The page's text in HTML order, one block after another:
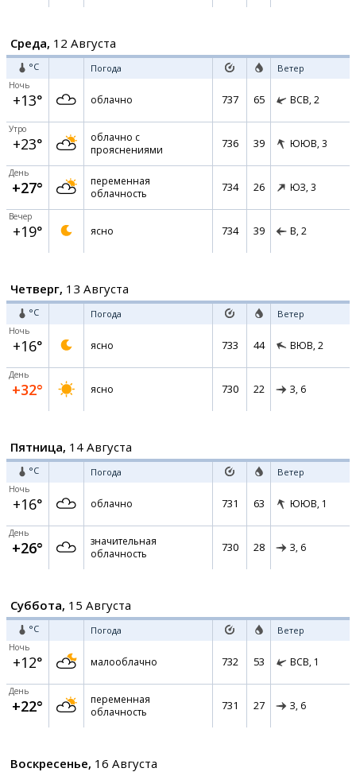
Среда, 12 Августа
°C Погода Ветер
Ночь
+13° облачно 737 65 ВСВ, 2
Утро
+23°
облачно с
прояснениями
736 39 ЮЮВ, 3
День
+27°
переменная
облачность
734 26 ЮЗ, 3
Вечер
+19° ясно 734 39 В, 2
Четверг, 13 Августа
°C Погода Ветер
Ночь
+16° ясно 733 44 ВЮВ, 2
День
+32° ясно 730 22 З, 6
Пятница, 14 Августа
°C Погода Ветер
Ночь
+16° облачно 731 63 ЮЮВ, 1
День
+26°
значительная
облачность
730 28 З, 6
Суббота, 15 Августа
°C Погода Ветер
Ночь
+12° малооблачно 732 53 ВСВ, 1
День
+22°
переменная
облачность
731 27 З, 6
Воскресенье, 16 Августа